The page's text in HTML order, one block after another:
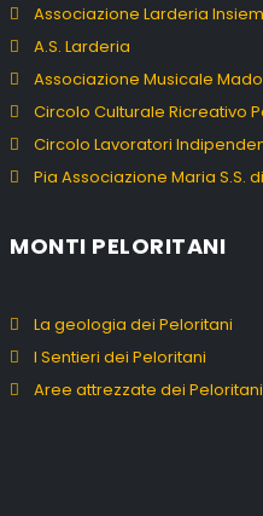
Associazione Larderia
A.S. Larderia
Associazione Musicale
Circolo Culturale Ricreativo
Circolo Lavoratori
Pia Associazione Maria S.S.
MONTI PELORITANI
La geologia dei Peloritani
I Sentieri dei Peloritani
Aree attrezzate dei Peloritani